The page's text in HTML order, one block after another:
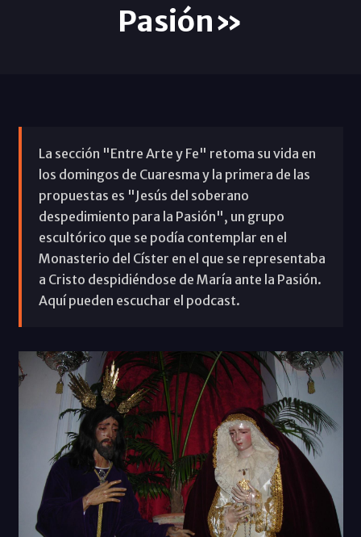
Pasión»
La sección "Entre Arte y Fe" retoma su vida en
los domingos de Cuaresma y la primera de las
propuestas es "Jesús del soberano
despedimiento para la Pasión", un grupo
escultórico que se podía contemplar en el
Monasterio del Císter en el que se representaba
a Cristo despidiéndose de María ante la Pasión.
Aquí pueden escuchar el podcast.